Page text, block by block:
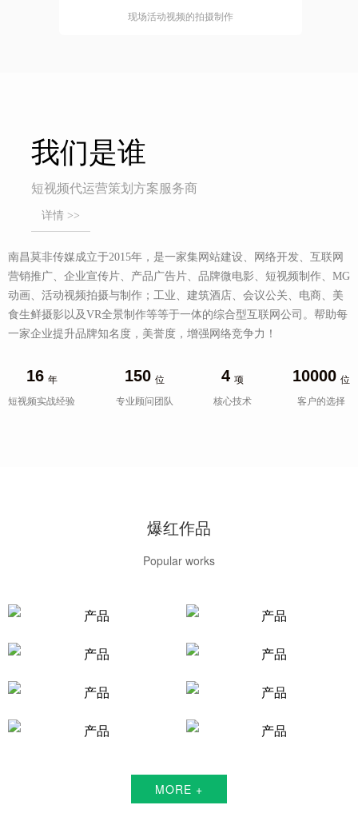
现场活动视频的拍摄制作
我们是谁
短视频代运营策划方案服务商
详情 >>
南昌莫非传媒成立于2015年，是一家集网站建设、网络开发、互联网
营销推广、企业宣传片、产品广告片、品牌微电影、短视频制作、MG
动画、活动视频拍摄与制作；工业、建筑酒店、会议公关、电商、美
食生鲜摄影以及VR全景制作等等于一体的综合型互联网公司。帮助每
一家企业提升品牌知名度，美誉度，增强网络竞争力！
16 年
短视频实战经验
150 位
专业顾问团队
4 项
核心技术
10000 位
客户的选择
爆红作品
Popular works
MORE +